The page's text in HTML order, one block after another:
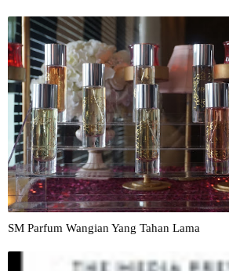
SM Parfum Wangian Yang Tahan Lama